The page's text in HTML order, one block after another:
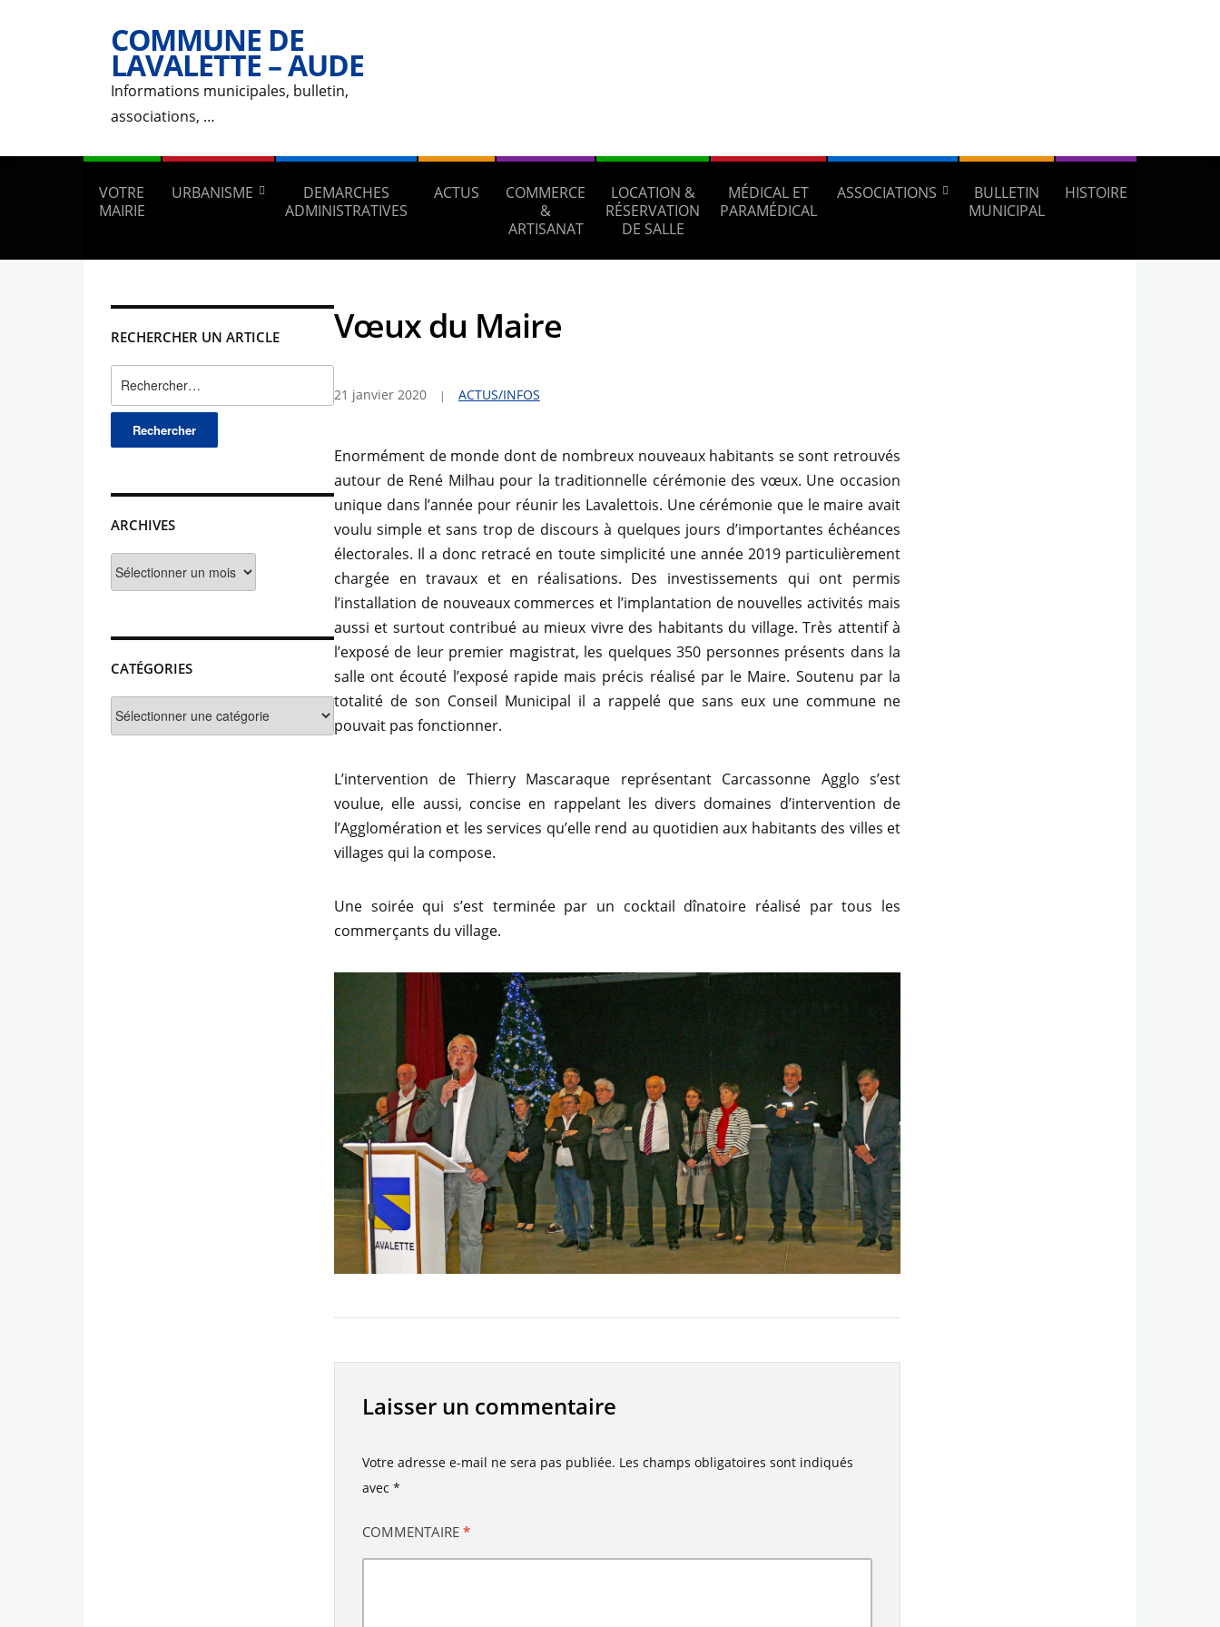
COMMUNE DE
LAVALETTE – AUDE
Informations municipales, bulletin,
associations, …
VOTRE
MAIRIE
URBANISME
DEMARCHES
ADMINISTRATIVES
ACTUS
COMMERCE
&
ARTISANAT
LOCATION &
RÉSERVATION
DE SALLE
MÉDICAL ET
PARAMÉDICAL
ASSOCIATIONS
BULLETIN
MUNICIPAL
HISTOIRE
RECHERCHER UN ARTICLE
ARCHIVES
CATÉGORIES
Vœux du Maire
21 janvier 2020 ACTUS/INFOS
Enormément de monde dont de nombreux nouveaux habitants se sont retrouvés
autour de René Milhau pour la traditionnelle cérémonie des vœux. Une occasion
unique dans l’année pour réunir les Lavalettois. Une cérémonie que le maire avait
voulu simple et sans trop de discours à quelques jours d’importantes échéances
électorales. Il a donc retracé en toute simplicité une année 2019 particulièrement
chargée en travaux et en réalisations. Des investissements qui ont permis
l’installation de nouveaux commerces et l’implantation de nouvelles activités mais
aussi et surtout contribué au mieux vivre des habitants du village. Très attentif à
l’exposé de leur premier magistrat, les quelques 350 personnes présents dans la
salle ont écouté l’exposé rapide mais précis réalisé par le Maire. Soutenu par la
totalité de son Conseil Municipal il a rappelé que sans eux une commune ne
pouvait pas fonctionner.
L’intervention de Thierry Mascaraque représentant Carcassonne Agglo s’est
voulue, elle aussi, concise en rappelant les divers domaines d’intervention de
l’Agglomération et les services qu’elle rend au quotidien aux habitants des villes et
villages qui la compose.
Une soirée qui s’est terminée par un cocktail dînatoire réalisé par tous les
commerçants du village.
Laisser un commentaire
Votre adresse e-mail ne sera pas publiée. Les champs obligatoires sont indiqués
avec *
COMMENTAIRE *